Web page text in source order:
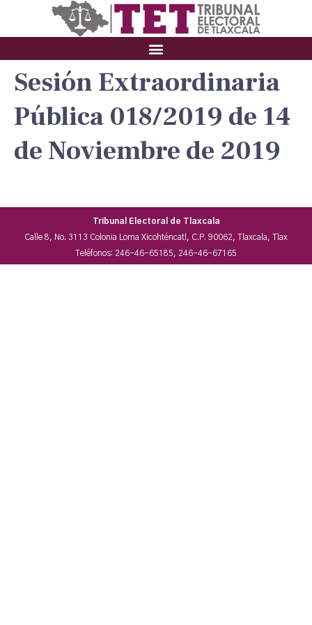
Sesión Extraordinaria
Pública 018/2019 de 14
de Noviembre de 2019
Tribunal Electoral de Tlaxcala
Calle 8, No. 3113 Colonia Loma Xicohténcatl, C.P. 90062, Tlaxcala, Tlax
Teléfonos: 246-46-65185, 246-46-67165